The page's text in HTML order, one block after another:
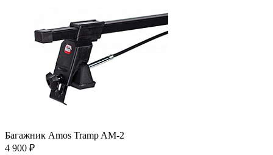
Багажник Amos Tramp AM-2
4 900 ₽